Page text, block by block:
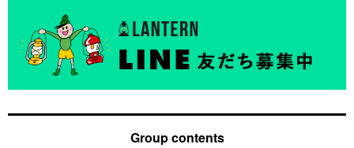
Group contents